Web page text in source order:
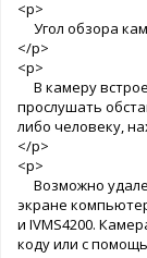
<p>
Угол обзора
</p>
<p>
В камеру
прослушать
либо человеку,
</p>
<p>
Возможно
экране
и IVMS4200.
коду или с